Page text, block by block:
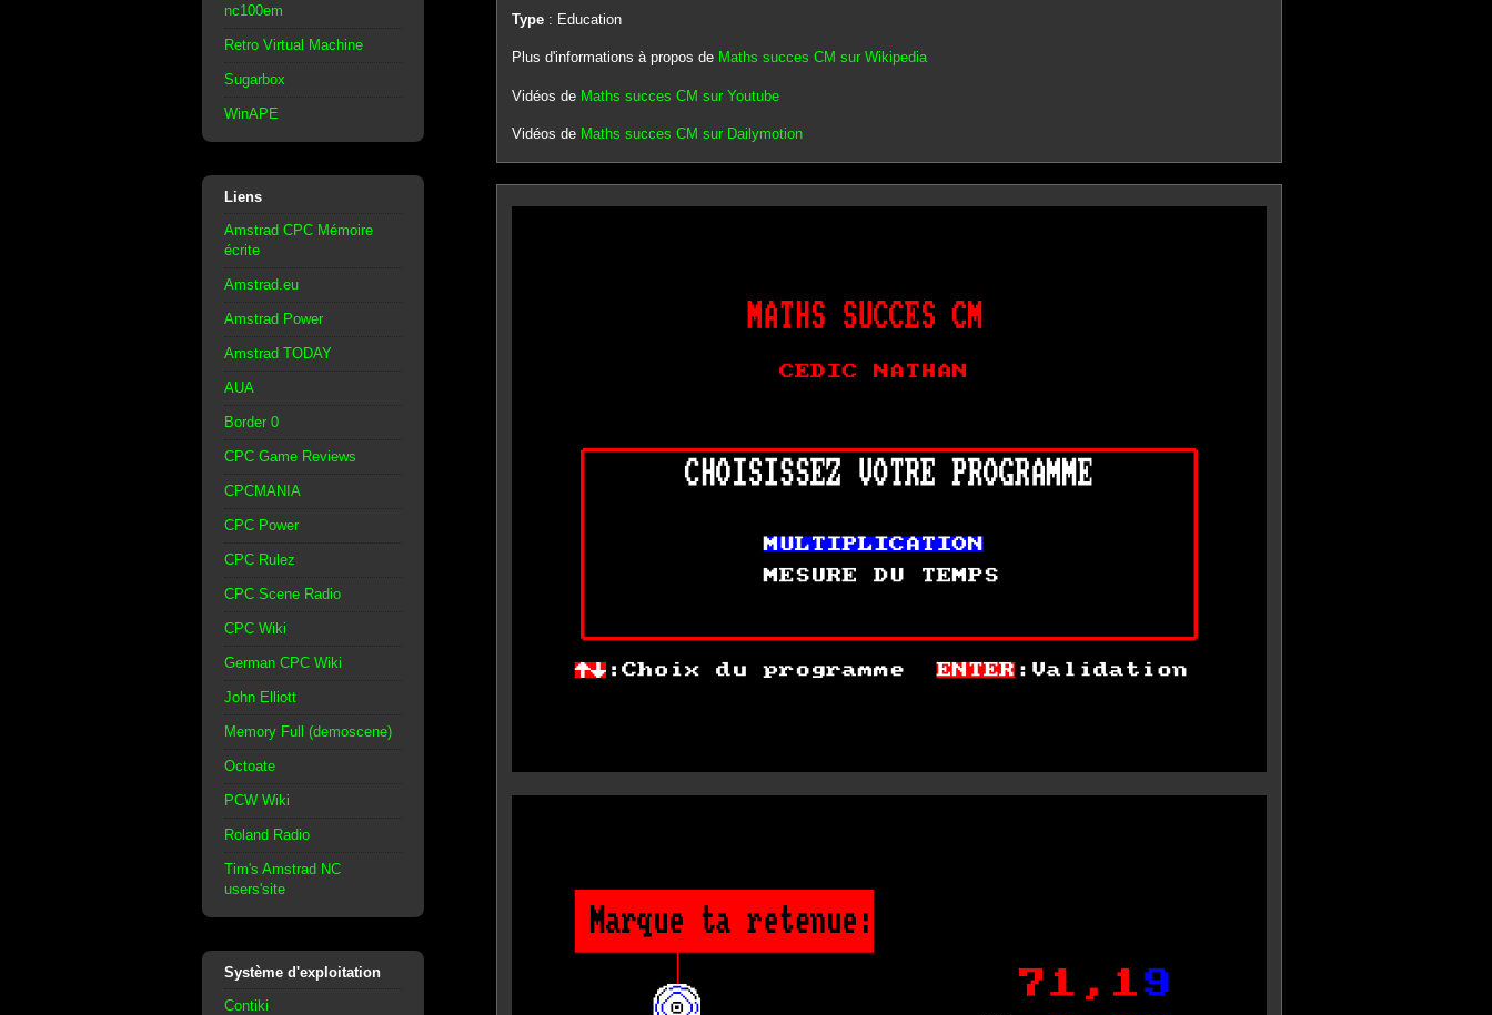
nc100em
Retro Virtual Machine
Sugarbox
WinAPE
Liens
Amstrad CPC Mémoire
écrite
Amstrad.eu
Amstrad Power
Amstrad TODAY
AUA
Border 0
CPC Game Reviews
CPCMANIA
CPC Power
CPC Rulez
CPC Scene Radio
CPC Wiki
German CPC Wiki
John Elliott
Memory Full (demoscene)
Octoate
PCW Wiki
Roland Radio
Tim's Amstrad NC
users'site
Système d'exploitation
Contiki
Type: Education
Plus d'informations à propos de Maths succes CM sur Wikipedia
Vidéos de Maths succes CM sur Youtube
Vidéos de Maths succes CM sur Dailymotion